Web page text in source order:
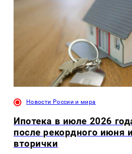
Новости России и мира
Ипотека в июле 2026
после рекордного июня
вторички